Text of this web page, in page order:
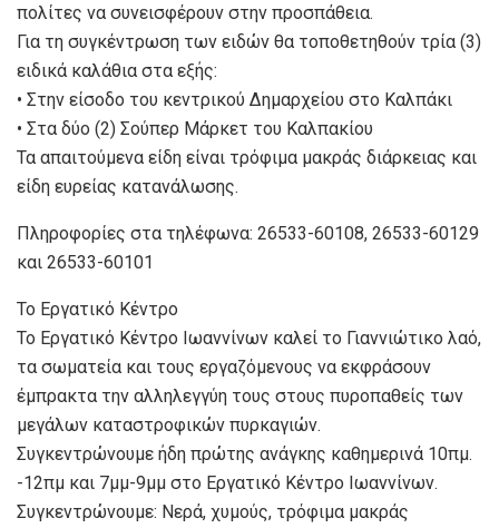
πολίτες να συνεισφέρουν στην προσπάθεια.
Για τη συγκέντρωση των ειδών θα τοποθετηθούν τρία (3)
ειδικά καλάθια στα εξής:
• Στην είσοδο του κεντρικού Δημαρχείου στο Καλπάκι
• Στα δύο (2) Σούπερ Μάρκετ του Καλπακίου
Τα απαιτούμενα είδη είναι τρόφιμα μακράς διάρκειας και
είδη ευρείας κατανάλωσης.
Πληροφορίες στα τηλέφωνα: 26533-60108, 26533-60129
και 26533-60101
Το Εργατικό Κέντρο
Το Εργατικό Κέντρο Ιωαννίνων καλεί το Γιαννιώτικο λαό,
τα σωματεία και τους εργαζόμενους να εκφράσουν
έμπρακτα την αλληλεγγύη τους στους πυροπαθείς των
μεγάλων καταστροφικών πυρκαγιών.
Συγκεντρώνουμε ήδη πρώτης ανάγκης καθημερινά 10πμ.
-12πμ και 7μμ-9μμ στο Εργατικό Κέντρο Ιωαννίνων.
Συγκεντρώνουμε: Νερά, χυμούς, τρόφιμα μακράς